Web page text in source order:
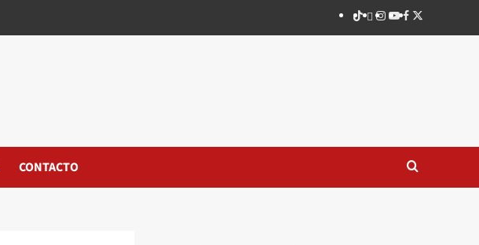
TikTok
threads
Instagram
Youtube
Facebook
X
CONTACTO